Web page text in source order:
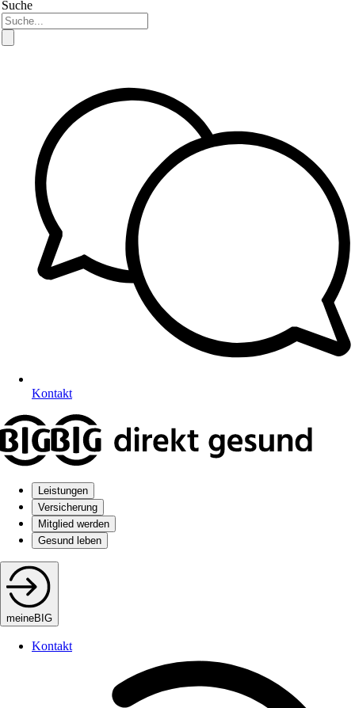
Suche
Kontakt
Leistungen
Versicherung
Mitglied werden
Gesund leben
meineBIG
Kontakt